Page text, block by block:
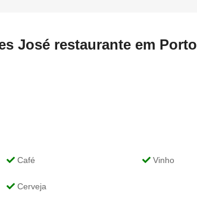
José restaurante em Porto
Café
Cerveja
Vinho